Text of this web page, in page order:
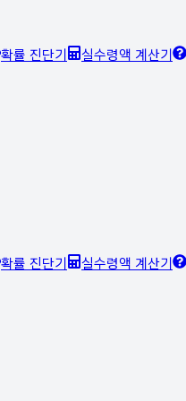
확률 진단기 실수령액 계산기
확률 진단기 실수령액 계산기